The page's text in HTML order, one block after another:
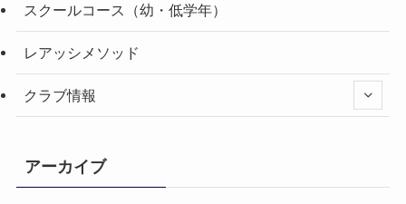
スクールコース（幼・低学年）
レアッシメソッド
クラブ情報
アーカイブ